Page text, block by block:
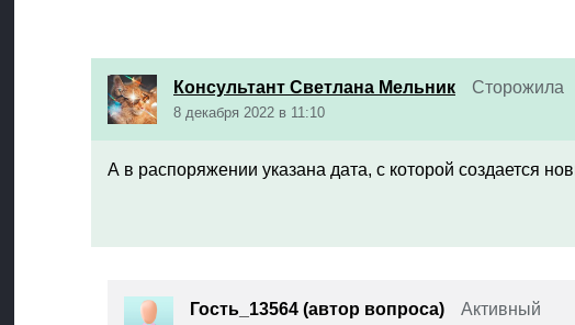
Консультант Светлана Мельник Сторожила
8 декабря 2022 в 11:10
А в распоряжении указана дата, с которой создается
Гость_13564 (автор вопроса) Активный